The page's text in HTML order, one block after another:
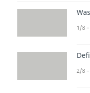
1/8
2/8